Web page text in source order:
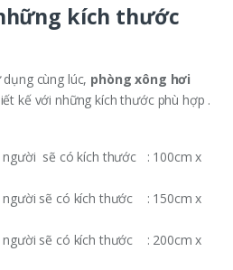
kích thước
cùng lúc, phòng xông hơi
kế với những kích thước phù hợp .
người sẽ có kích thước : 100cm x
người sẽ có kích thước : 150cm x
người sẽ có kích thước : 200cm x